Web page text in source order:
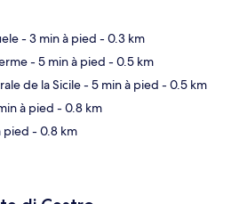
- 3 min à pied - 0.3 km
- 5 min à pied - 0.5 km
de la Sicile- 5 min à pied - 0.5 km
à pied - 0.8 km
pied - 0.8 km